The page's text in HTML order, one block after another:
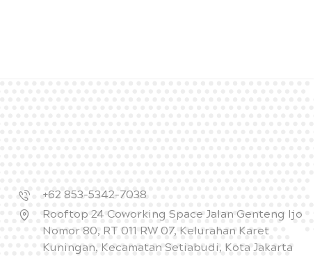
+62 853-5342-7038
Rooftop 24 Coworking Space Jalan Genteng Ijo
Nomor 80, RT 011 RW 07, Kelurahan Karet
Kuningan, Kecamatan Setiabudi, Kota Jakarta